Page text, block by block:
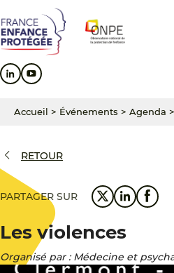
au
contenu
principal
au
menu
principal
au
pied
de
Accueil > Événements > Agenda >
RETOUR
PARTAGER SUR
Les violences
Organisé par : Médecine et